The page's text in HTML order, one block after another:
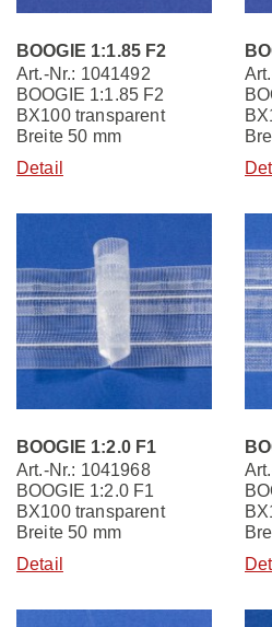
BOOGIE 1:1.85 F2
Art.-Nr.: 1041492
BOOGIE 1:1.85 F2
BX100 transparent
Breite 50 mm
Detail
BOOGIE 1:2.0 F1
Art.-Nr.: 1041968
BOOGIE 1:2.0 F1
BX100 transparent
Breite 50 mm
Detail